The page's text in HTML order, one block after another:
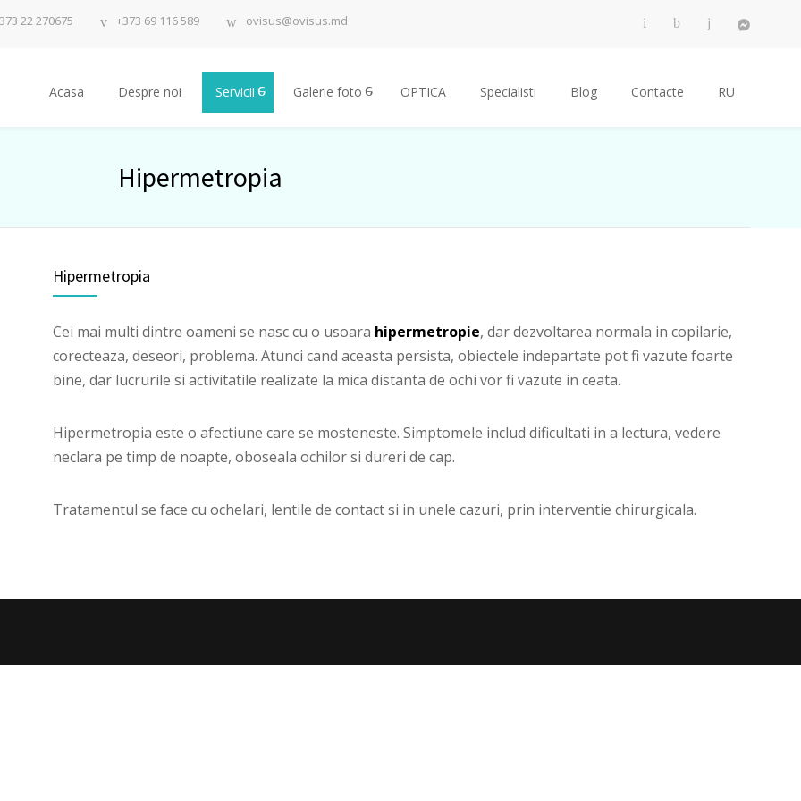
22 270675 +373 69 116 589 ovisus@ovisus.md
Acasa Despre noi Servicii Galerie foto OPTICA Specialisti Blog Contacte RU
Hipermetropia
Hipermetropia
Cei mai multi dintre oameni se nasc cu o usoara hipermetropie, dar dezvoltarea normala in copilarie,
corecteaza, deseori, problema. Atunci cand aceasta persista, obiectele indepartate pot fi vazute foarte
bine, dar lucrurile si activitatile realizate la mica distanta de ochi vor fi vazute in ceata.
Hipermetropia este o afectiune care se mosteneste. Simptomele includ dificultati in a lectura, vedere
neclara pe timp de noapte, oboseala ochilor si dureri de cap.
Tratamentul se face cu ochelari, lentile de contact si in unele cazuri, prin interventie chirurgicala.